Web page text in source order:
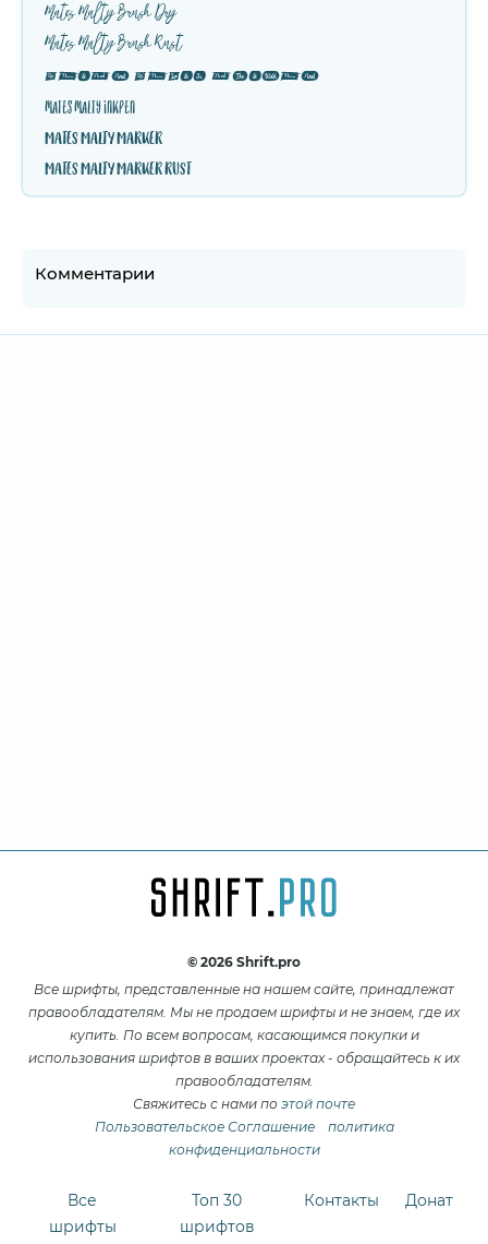
Mates Malty Brush Dry
Mates Malty Brush Rust
Mates Malty Extras
Mates Malty Inkpen
Mates Malty Marker
Mates Malty Marker Rust
Комментарии
© 2026 Shrift.pro
Все шрифты, представленные на нашем сайте, принадлежат
правообладателям. Мы не продаем шрифты и не знаем, где их
купить. По всем вопросам, касающимся покупки и
использования шрифтов в ваших проектах - обращайтесь к их
правообладателям.
Свяжитесь с нами по этой почте
Пользовательское Соглашение
политика
конфиденциальности
Все
шрифты
Топ 30
шрифтов
Контакты Донат